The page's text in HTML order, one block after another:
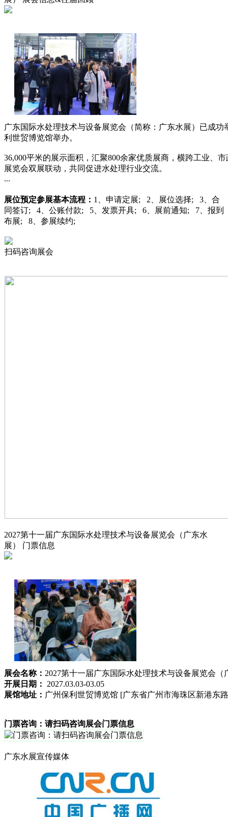
广东国际水处理技术与设备展览会（简称：广东水展）已成
利世贸博览馆举办。
36,000平米的展示面积，汇聚800余家优质展商，横跨工业、
展览会双展联动，共同促进水处理行业交流。
...
展位预定参展基本流程： 1、申请定展; 2、展位选择; 3、合
同签订; 4、公账付款; 5、发票开具; 6、展前通知; 7、报到
布展; 8、参展续约;
扫码咨询展会
2027第十一届广东国际水处理技术与设备展览会（广东水
展） 门票信息
展会名称： 2027第十一届广东国际水处理技术与设备展览会（
开展日期：
2027.03.03-03.05
展馆地址： 广州保利世贸博览馆 [广东省广州市海珠区新港东
门票咨询：请扫码咨询展会门票信息
广东水展宣传媒体